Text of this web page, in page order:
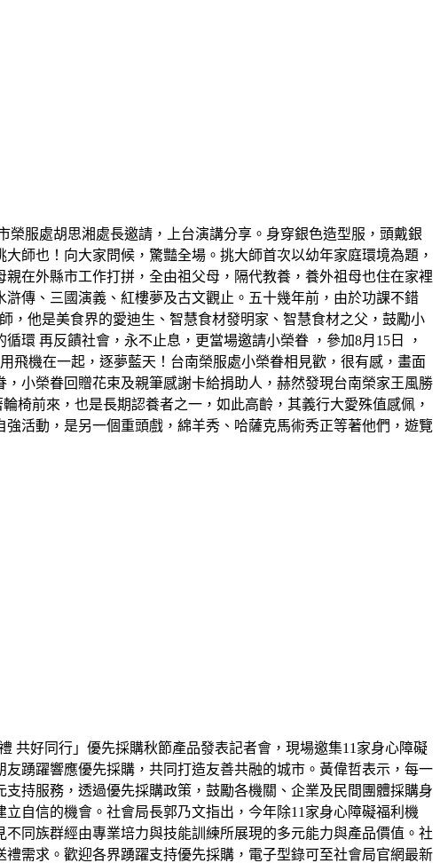
榮服處胡思湘處長邀請，上台演講分享。身穿銀色造型服，頭戴銀
師也！向大家問候，驚豔全場。挑大師首次以幼年家庭環境為題，
在外縣市工作打拼，全由祖父母，隔代教養，養外祖母也住在家裡
傳、三國演義、紅樓夢及古文觀止。五十幾年前，由於功課不錯
，他是美食界的愛迪生、智慧食材發明家、智慧食材之父，鼓勵小
環 再反饋社會，永不止息，更當場邀請小榮眷 ，參加8月15日 ，
飛機在一起，逐夢藍天！台南榮服處小榮眷相見歡，很有感，畫面
小榮眷回贈花束及親筆感謝卡給捐助人，赫然發現台南榮家王風勝
椅前來，也是長期認養者之一，如此高齡，其義行大愛殊值感佩，
活動，是另一個重頭戲，綿羊秀、哈薩克馬術秀正等著他們，遊覽
共好同行」優先採購秋節產品發表記者會，現場邀集11家身心障礙
踴躍響應優先採購，共同打造友善共融的城市。黃偉哲表示，每一
持服務，透過優先採購政策，鼓勵各機關、企業及民間團體採購身
自信的機會。社會局長郭乃文指出，今年除11家身心障礙福利機
同族群經由專業培力與技能訓練所展現的多元能力與產品價值。社
需求。歡迎各界踴躍支持優先採購，電子型錄可至社會局官網最新